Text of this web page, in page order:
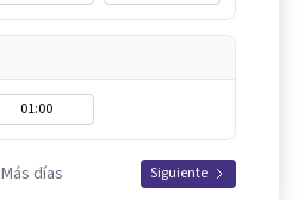
01:00
Más días Siguiente